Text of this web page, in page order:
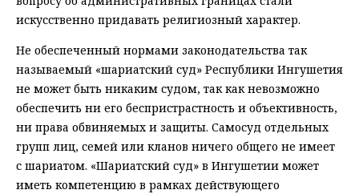
искусственно придавать религиозный характер.
Не обеспеченный нормами законодательства так
называемый «шариатский суд» Республики Ингушетия
не может быть никаким судом, так как невозможно
обеспечить ни его беспристрастность и объективность,
ни права обвиняемых и защиты. Самосуд отдельных
групп лиц, семей или кланов ничего общего не имеет
с шариатом. «Шариатский суд» в Ингушетии может
иметь компетенцию в рамках действующего